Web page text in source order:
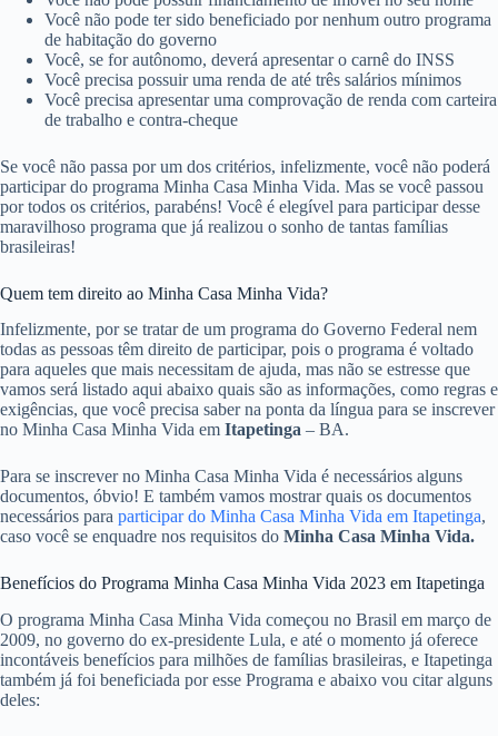
Você não pode ter sido beneficiado por nenhum outro programa
de habitação do governo
Você, se for autônomo, deverá apresentar o carnê do INSS
Você precisa possuir uma renda de até três salários mínimos
Você precisa apresentar uma comprovação de renda com carteira
de trabalho e contra-cheque
Se você não passa por um dos critérios, infelizmente, você não poderá
participar do programa Minha Casa Minha Vida. Mas se você passou
por todos os critérios, parabéns! Você é elegível para participar desse
maravilhoso programa que já realizou o sonho de tantas famílias
brasileiras!
Quem tem direito ao Minha Casa Minha Vida?
Infelizmente, por se tratar de um programa do Governo Federal nem
todas as pessoas têm direito de participar, pois o programa é voltado
para aqueles que mais necessitam de ajuda, mas não se estresse que
vamos será listado aqui abaixo quais são as informações, como regras e
exigências, que você precisa saber na ponta da língua para se inscrever
no Minha Casa Minha Vida em Itapetinga – BA.
Para se inscrever no Minha Casa Minha Vida é necessários alguns
documentos, óbvio! E também vamos mostrar quais os documentos
necessários para participar do Minha Casa Minha Vida em Itapetinga,
caso você se enquadre nos requisitos do Minha Casa Minha Vida.
Benefícios do Programa Minha Casa Minha Vida 2023 em Itapetinga
O programa Minha Casa Minha Vida começou no Brasil em março de
2009, no governo do ex-presidente Lula, e até o momento já oferece
incontáveis benefícios para milhões de famílias brasileiras, e Itapetinga
também já foi beneficiada por esse Programa e abaixo vou citar alguns
deles: